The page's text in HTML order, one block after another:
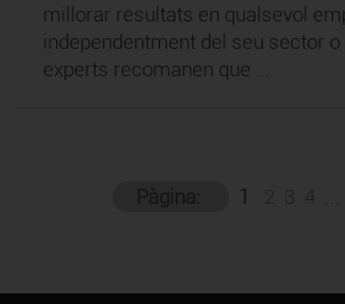
millorar resultats en qualsevol
independentment del seu sector o
experts recomanen que ...
1 2 3 4